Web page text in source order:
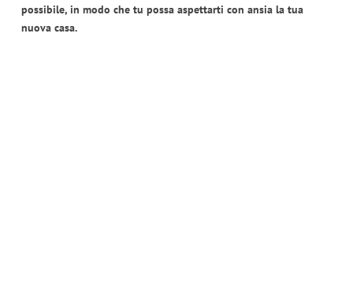
possibile, in modo che tu possa aspettarti con ansia la tua
nuova casa.